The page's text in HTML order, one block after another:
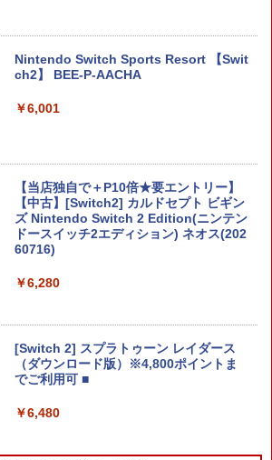
Nintendo Switch Sports Resort 【Swit
ch2】 BEE-P-AACHA
￥6,001
【当店独自で＋P10倍★要エントリー】
【中古】[Switch2] カルドセプト ビギン
ズ Nintendo Switch 2 Edition(ニンテン
ドースイッチ2エディション) ネオス(202
60716)
￥6,280
[Switch 2] スプラトゥーン レイダース
（ダウンロード版）※4,800ポイントま
でご利用可 ■
￥6,480